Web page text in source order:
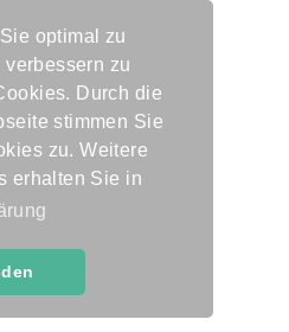
optimal zu
zu
Durch die
stimmen Sie
zu. Weitere
erhalten Sie in